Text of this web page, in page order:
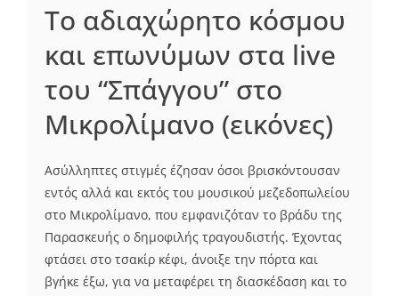
Το αδιαχώρητο κόσμου
και επωνύμων στα live
του “Σπάγγου” στο
Μικρολίμανο (εικόνες)
Ασύλληπτες στιγμές έζησαν όσοι βρισκόντουσαν
εντός αλλά και εκτός του μουσικού μεζεδοπωλείου
στο Μικρολίμανο, που εμφανιζόταν το βράδυ της
Παρασκευής ο δημοφιλής τραγουδιστής. Έχοντας
φτάσει στο τσακίρ κέφι, άνοιξε την πόρτα και
βγήκε έξω, για να μεταφέρει τη διασκέδαση και το